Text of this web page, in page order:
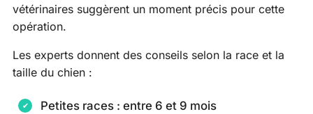
vétérinaires suggèrent un moment précis pour cette
opération.
Les experts donnent des conseils selon la race et la
taille du chien :
Petites races : entre 6 et 9 mois